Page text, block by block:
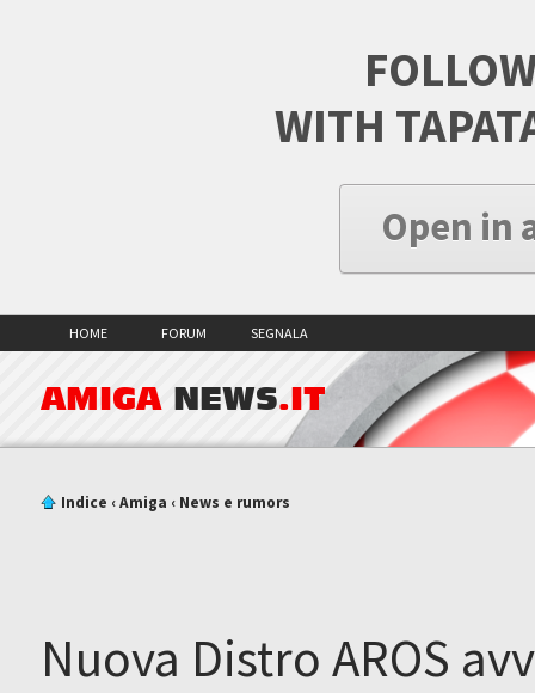
WITH
Open in
HOME FORUM SEGNALA
AMIGA NEWS.IT
Indice ‹Amiga ‹ News e rumors
Nuova Distro AROS